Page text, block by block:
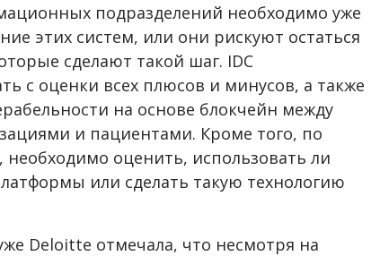
подразделений необходимо уже
этих систем, или они рискуют остаться
сделают такой шаг. IDC
с оценки всех плюсов и минусов, а также
на основе блокчейн между
и пациентами. Кроме того, по
оценить, использовать ли
или сделать такую технологию
Deloitte отмечала, что несмотря на